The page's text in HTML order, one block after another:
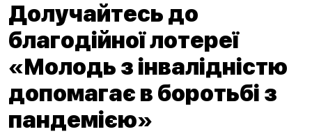
Долучайтесь до
благодійної лотереї
«Молодь з інвалідністю
допомагає в боротьбі з
пандемією»